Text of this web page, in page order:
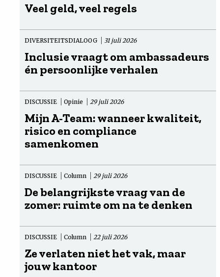
Veel geld, veel regels
DIVERSITEITSDIALOOG 31 juli 2026
Inclusie vraagt om ambassadeurs
én persoonlijke verhalen
DISCUSSIE Opinie 29 juli 2026
Mijn A-Team: wanneer kwaliteit,
risico en compliance
samenkomen
DISCUSSIE Column 29 juli 2026
De belangrijkste vraag van de
zomer: ruimte om na te denken
DISCUSSIE Column 22 juli 2026
Ze verlaten niet het vak, maar
jouw kantoor